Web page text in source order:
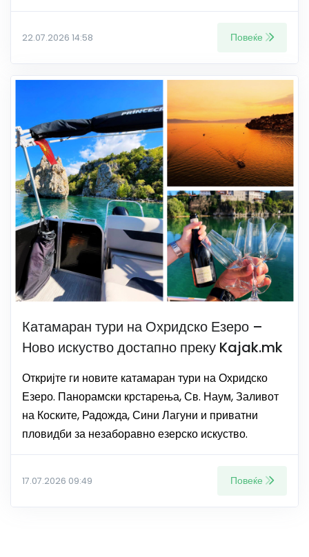
22.07.2026 14:58 Повеќе
Катамаран тури на Охридско Езеро –
Ново искуство достапно преку Kajak.mk
Откријте ги новите катамаран тури на Охридско
Езеро. Панорамски крстарења, Св. Наум, Заливот
на Коските, Радожда, Сини Лагуни и приватни
пловидби за незаборавно езерско искуство.
17.07.2026 09:49 Повеќе